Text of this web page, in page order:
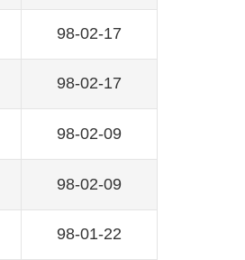
98-02-17
98-02-17
98-02-09
98-02-09
98-01-22